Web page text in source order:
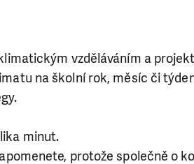
vzděláváním a
na školní rok, měsíc či
minut.
protože společně o